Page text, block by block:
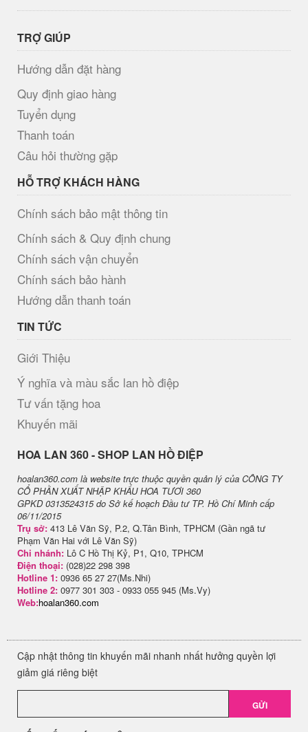
TRỢ GIÚP
Hướng dẫn đặt hàng
Quy định giao hàng
Tuyển dụng
Thanh toán
Câu hỏi thường gặp
HỖ TRỢ KHÁCH HÀNG
Chính sách bảo mật thông tin
Chính sách & Quy định chung
Chính sách vận chuyển
Chính sách bảo hành
Hướng dẫn thanh toán
TIN TỨC
Giới Thiệu
Ý nghĩa và màu sắc lan hồ điệp
Tư vấn tặng hoa
Khuyến mãi
H​OA LAN 360 - SHOP LAN HỒ ĐIỆP
hoalan360.com là website trực thuộc quyền quản lý của CÔNG TY
CỔ PHẦN XUẤT NHẬP KHẨU HOA TƯƠI 360
GPKD 0313524315 do Sở kế hoạch Đầu tư TP. Hồ Chí Minh cấp
06/11/2015
Trụ sở: 413 Lê Văn Sỹ, P.2, Q.Tân Bình, TPHCM (Gần ngã tư
Phạm Văn Hai với Lê Văn Sỹ)
Chi nhánh: Lô C Hồ Thị Kỷ, P1, Q10, TPHCM
Điện thoại: (028)22 298 398
Hotline 1: 0936 65 27 27(Ms.Nhi)
Hotline 2: 0977 301 303 - 0933 055 945 (Ms.Vy)
Web:hoalan360.com
Cập nhật thông tin khuyến mãi nhanh nhất hưởng quyền lợi
giảm giá riêng biệt
GỬI